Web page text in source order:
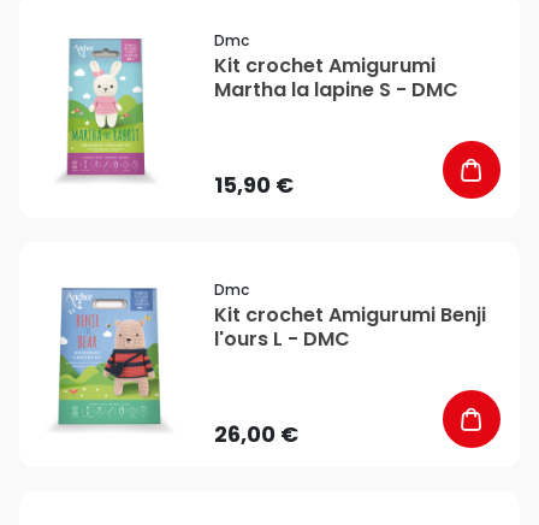
Dmc
Kit crochet Amigurumi
Martha la lapine S - DMC
15,90 €
Dmc
Kit crochet Amigurumi Benji
l'ours L - DMC
26,00 €